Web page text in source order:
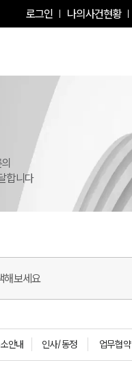
로그인 나의사건현황
팀소개
팀소개
합니다
.
안내 인사/동정 업무협약